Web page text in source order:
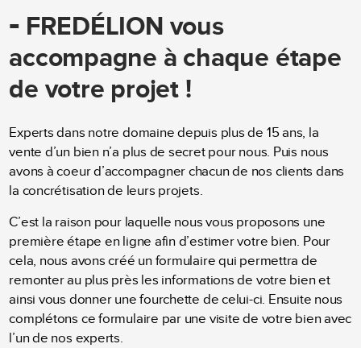
- FREDÉLION vous
accompagne à chaque étape
de votre projet !
Experts dans notre domaine depuis plus de 15 ans, la
vente d’un bien n’a plus de secret pour nous. Puis nous
avons à coeur d’accompagner chacun de nos clients dans
la concrétisation de leurs projets.
C’est la raison pour laquelle nous vous proposons une
première étape en ligne afin d’estimer votre bien. Pour
cela, nous avons créé un formulaire qui permettra de
remonter au plus près les informations de votre bien et
ainsi vous donner une fourchette de celui-ci. Ensuite nous
complétons ce formulaire par une visite de votre bien avec
l’un de nos experts.